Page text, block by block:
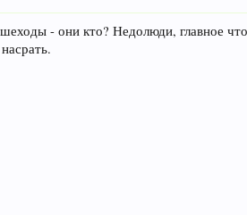
- они кто? Недолюди, главное